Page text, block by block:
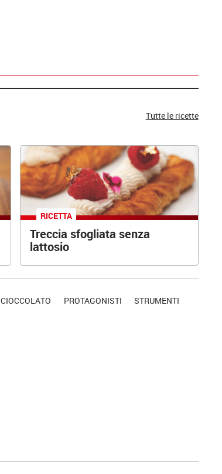
Tutte le ricette
RICETTA
Treccia sfogliata senza
lattosio
CIOCCOLATO PROTAGONISTI STRUMENTI